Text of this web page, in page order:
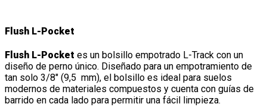
Flush L-Pocket
Flush L-Pocket es un bolsillo empotrado L-Track con un
diseño de perno único. Diseñado para un empotramiento de
tan solo 3/8″ (9,5 mm), el bolsillo es ideal para suelos
modernos de materiales compuestos y cuenta con guías de
barrido en cada lado para permitir una fácil limpieza.